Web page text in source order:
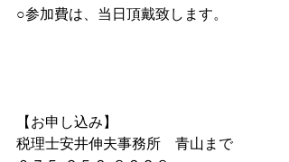
○参加費は、当日頂戴致します。
【お申し込み】
税理士安井伸夫事務所　青山まで